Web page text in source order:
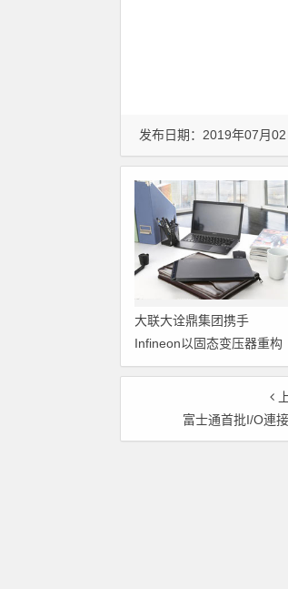
发布日期：2019年07月02
大联大诠鼎集团携手
Infineon以固态变压器重构
配电效率新标杆
富士通首批I/O連